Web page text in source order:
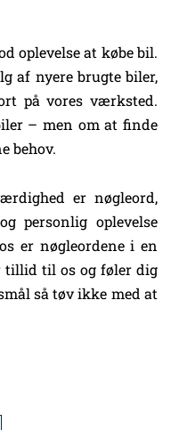
oplevelse at købe bil.
af nyere brugte biler,
på vores værksted.
– men om at finde
behov.
er nøgleord,
personlig oplevelse
er nøgleordene i en
tillid til os og føler dig
så tøv ikke med at